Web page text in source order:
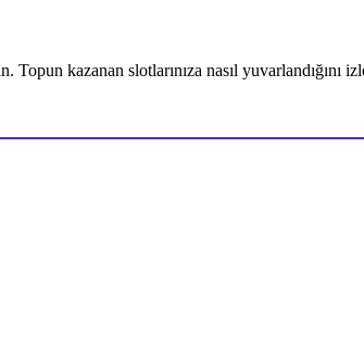
kazanan slotlarınıza nasıl yuvarlandığını